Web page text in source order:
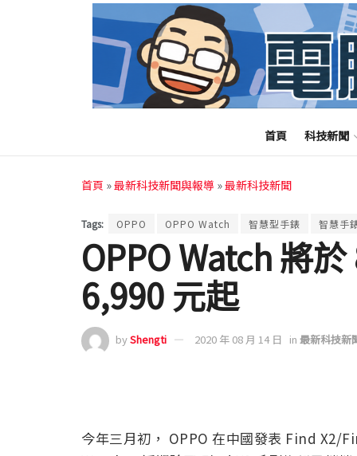
首頁 科技新聞
首頁 »最新科技新聞與報導 »最新科技新聞
Tags: OPPO OPPO Watch 智慧型手錶 智慧手
OPPO Watch 將
6,990 元起
byShengti 2020 年 08 月 14 日 in 最新科技新
今年三月初， OPPO 在中國發表 Find X2/